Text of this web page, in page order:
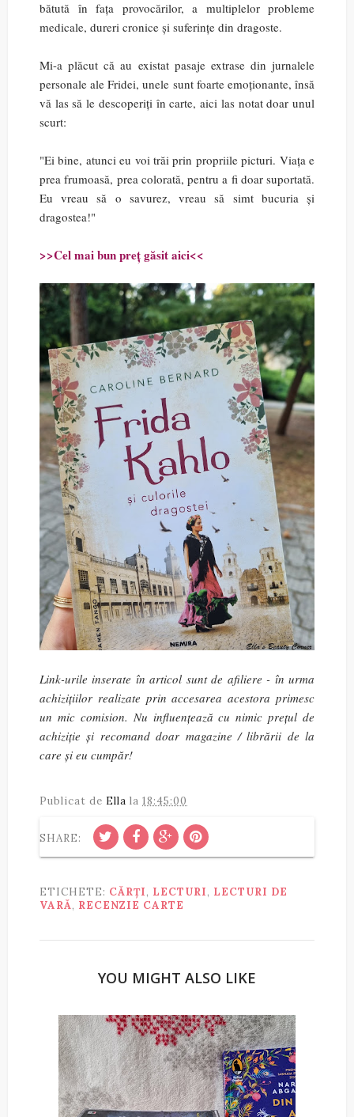
bătută în fața provocărilor, a multiplelor probleme
medicale, dureri cronice și suferințe din dragoste.
Mi-a plăcut că au existat pasaje extrase din jurnalele
personale ale Fridei, unele sunt foarte emoționante, însă
vă las să le descoperiți în carte, aici las notat doar unul
scurt:
"Ei bine, atunci eu voi trăi prin propriile picturi. Viața e
prea frumoasă, prea colorată, pentru a fi doar suportată.
Eu vreau să o savurez, vreau să simt bucuria și
dragostea!"
>>Cel mai bun preț găsit aici<<
Link-urile inserate în articol sunt de afiliere - în urma
achizițiilor realizate prin accesarea acestora primesc
un mic comision. Nu influențează cu nimic prețul de
achiziție și recomand doar magazine / librării de la
care și eu cumpăr!
Publicat de Ella la 18:45:00
SHARE:
ETICHETE: CĂRȚI, LECTURI, LECTURI DE
VARĂ, RECENZIE CARTE
YOU MIGHT ALSO LIKE